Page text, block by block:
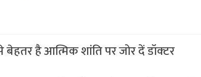
है आत्मिक शांति पर जोर दें डॉक्‍टर